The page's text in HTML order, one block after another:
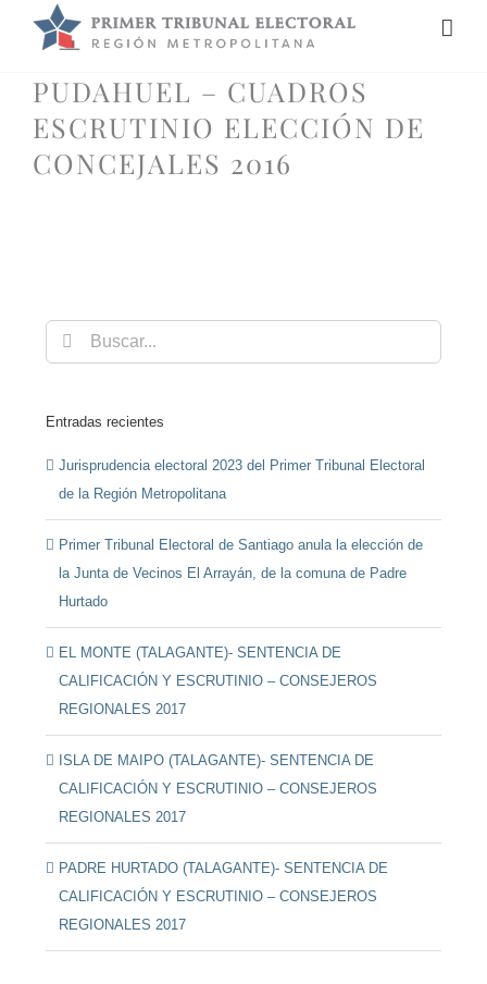
PUDAHUEL – CUADROS
ESCRUTINIO ELECCIÓN DE
CONCEJALES 2016
Buscar:
Entradas recientes
Jurisprudencia electoral 2023 del Primer Tribunal Electoral
de la Región Metropolitana
Primer Tribunal Electoral de Santiago anula la elección de
la Junta de Vecinos El Arrayán, de la comuna de Padre
Hurtado
EL MONTE (TALAGANTE)- SENTENCIA DE
CALIFICACIÓN Y ESCRUTINIO – CONSEJEROS
REGIONALES 2017
ISLA DE MAIPO (TALAGANTE)- SENTENCIA DE
CALIFICACIÓN Y ESCRUTINIO – CONSEJEROS
REGIONALES 2017
PADRE HURTADO (TALAGANTE)- SENTENCIA DE
CALIFICACIÓN Y ESCRUTINIO – CONSEJEROS
REGIONALES 2017